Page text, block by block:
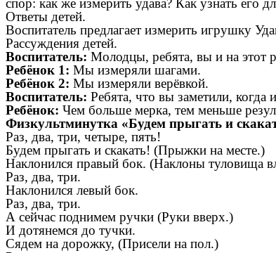
спор: как же измерить удава? Как узнать
Ответы детей.
Воспитатель предлагает измерить игрушку
Рассуждения детей.
Воспитатель: Молодцы, ребята, вы и на этот
Ребёнок 1: Мы измеряли шагами.
Ребёнок 2: Мы измеряли верёвкой.
Воспитатель: Ребята, что вы заметили,
Ребёнок: Чем больше мерка, тем меньше
Физкультминутка «Будем прыгать и
Раз, два, три, четыре, пять!
Будем прыгать и скакать! (Прыжки на месте.)
Наклонился правый бок. (Наклоны туловища
Раз, два, три.
Наклонился левый бок.
Раз, два, три.
А сейчас поднимем ручки (Руки вверх.)
И дотянемся до тучки.
Сядем на дорожку, (Присели на пол.)